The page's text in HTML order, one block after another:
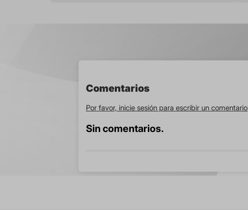
Comentarios
Por favor, inicie sesión para escribir un comentario
Sin comentarios.